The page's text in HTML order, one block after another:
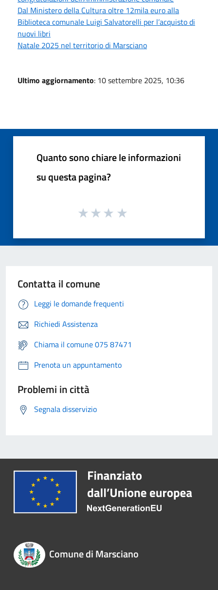
Dal Ministero della Cultura oltre 12mila euro alla
Biblioteca comunale Luigi Salvatorelli per l’acquisto di
nuovi libri
Natale 2025 nel territorio di Marsciano
Ultimo aggiornamento: 10 settembre 2025, 10:36
Quanto sono chiare le informazioni
su questa pagina?
Contatta il comune
Leggi le domande frequenti
Richiedi Assistenza
Chiama il comune 075 87471
Prenota un appuntamento
Problemi in città
Segnala disservizio
Comune di Marsciano